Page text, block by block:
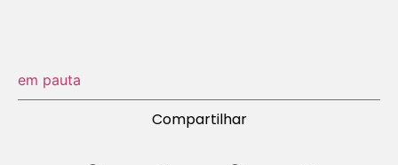
em pauta
Compartilhar